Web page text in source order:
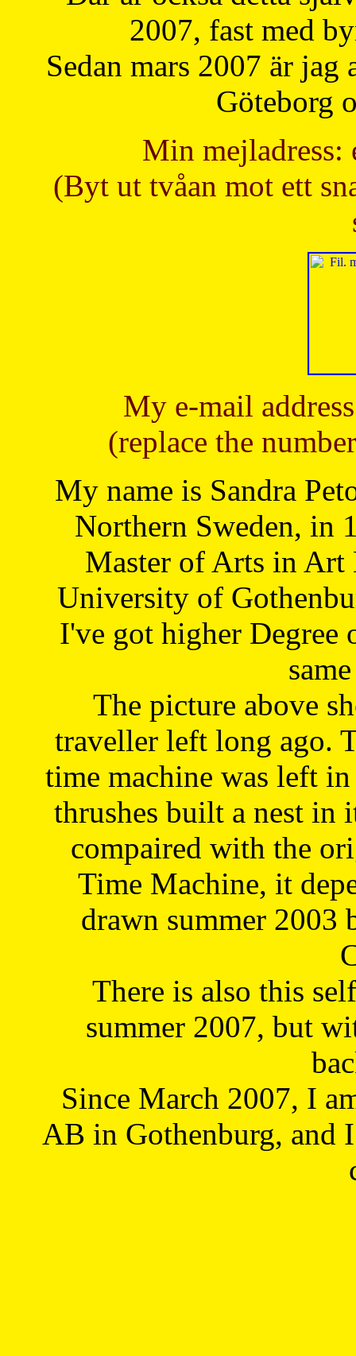
2007, fast med
Sedan mars 2007 är
Göteborg
Min mejladress:
(Byt ut tvåan mot ett
My e-mail
(replace the
My name is Sandra
Northern Sweden, in
Master of Arts in Art
University of
I've got higher Degree
The picture above
traveller left long ago.
time machine was left
thrushes built a nest in
compaired with the
Time Machine, it
drawn summer 2003
There is also this
summer 2007, but
Since March 2007, I
AB in Gothenburg, and